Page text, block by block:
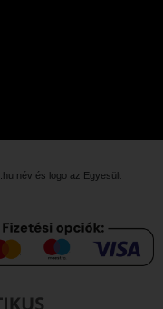
név és logo az Egyesült